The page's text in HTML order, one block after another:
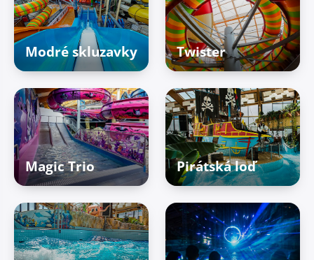
Modré skluzavky Twister
Magic Trio Pirátská loď